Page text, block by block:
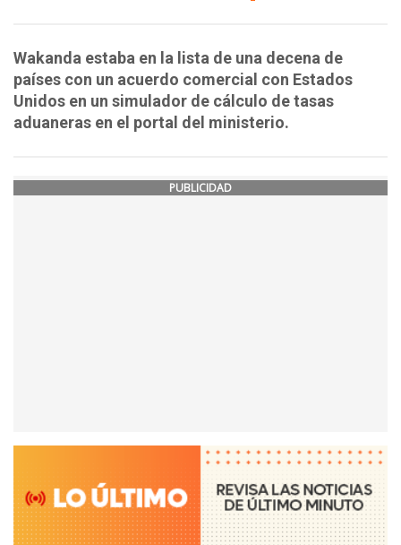
Wakanda estaba en la lista de una decena de
países con un acuerdo comercial con Estados
Unidos en un simulador de cálculo de tasas
aduaneras en el portal del ministerio.
PUBLICIDAD